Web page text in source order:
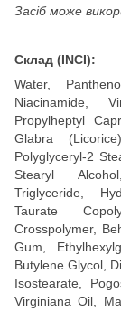
Засіб може
Склад (INCI):
Water,
Niacinamide,
Propylheptyl
Glabra
Polyglyceryl-2
Stearyl
Triglyceride,
Taurate
Crosspolymer,
Gum,
Butylene Glycol,
Isostearate,
Virginiana Oil,